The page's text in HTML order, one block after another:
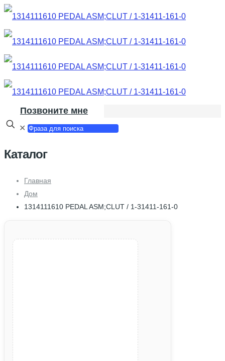
Позвоните мне
✕
Каталог
Главная
Дом
1314111610 PEDAL ASM;CLUT / 1-31411-161-0